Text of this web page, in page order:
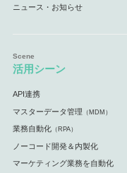
ニュース・お知らせ
活用シーン
API連携
マスターデータ管理 （MDM）
業務自動化（RPA）
ノーコード開発＆内製化
マーケティング業務を自動化